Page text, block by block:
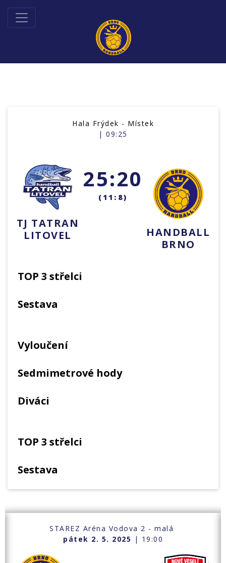
Hala Frýdek - Místek
| 09:25
TJ TATRAN
LITOVEL
25:20
(11:8)
HANDBALL
BRNO
TOP 3 střelci
Sestava
Vyloučení
Sedmimetrové hody
Diváci
TOP 3 střelci
Sestava
STAREZ Aréna Vodova 2 - malá
pátek 2. 5. 2025 | 19:00